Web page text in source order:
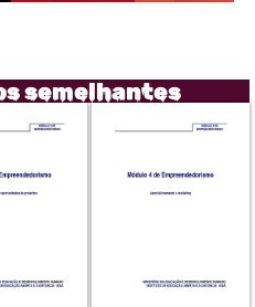
semelhantes